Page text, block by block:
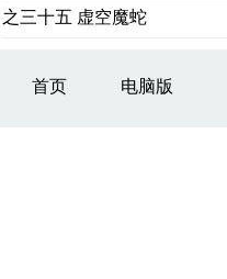
之三十五 虚空魔蛇
首页 电脑版